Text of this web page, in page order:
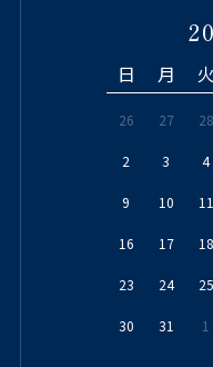
日 月 火
26 27 28
2 3 4
9 10 11
16 17 18
23 24 25
30 31 1